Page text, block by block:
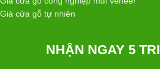
Giá cửa gỗ tự nhiên
NHẬN NGAY 5